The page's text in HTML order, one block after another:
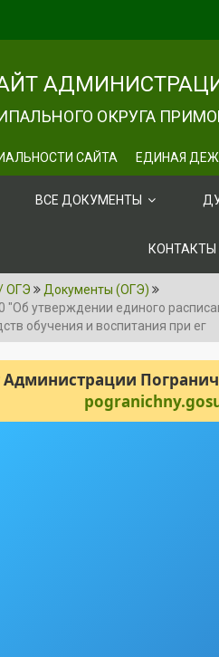
ОКРУГА
САЙТА ЕДИНАЯ
ВСЕ ДОКУМЕНТЫ
КОНТАКТЫ
ОГЭ
Документы (ОГЭ)
утверждении единого
обучения и воспитания при ег